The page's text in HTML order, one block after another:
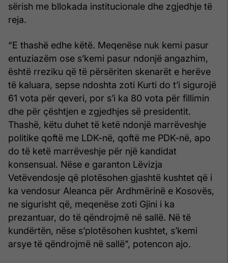
sërish me bllokada institucionale dhe zgjedhje të
reja.
“E thashë edhe këtë. Meqenëse nuk kemi pasur
entuziazëm ose s’kemi pasur ndonjë angazhim,
është rreziku që të përsëriten skenarët e herëve
të kaluara, sepse ndoshta zoti Kurti do t’i sigurojë
61 vota për qeveri, por s’i ka 80 vota për fillimin
dhe për çështjen e zgjedhjes së presidentit.
Thashë, këtu duhet të ketë ndonjë marrëveshje
politike qoftë me LDK-në, qoftë me PDK-në, apo
do të ketë marrëveshje për një kandidat
konsensual. Nëse e garanton Lëvizja
Vetëvendosje që plotësohen gjashtë kushtet që i
ka vendosur Aleanca për Ardhmërinë e Kosovës,
ne sigurisht që, meqenëse zoti Gjini i ka
prezantuar, do të qëndrojmë në sallë. Në të
kundërtën, nëse s’plotësohen kushtet, s’kemi
arsye të qëndrojmë në sallë”, potencon ajo.